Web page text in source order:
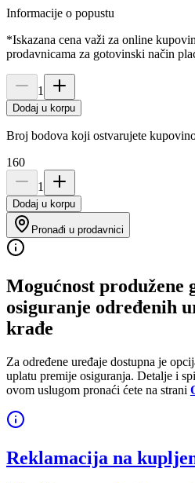
Informacije o popustu
*Iskazana cena važi za online
prodavnicama za gotovinski način
1
Dodaj u korpu
Broj bodova koji ostvarujete
160
1
Dodaj u korpu
Pronađi u prodavnici
Mogućnost produžene
osiguranje određenih
krađe
Za određene uređaje dostupna je
uplatu premije osiguranja. Detalje i
ovom uslugom pronaći ćete na strani
Reklamacija na